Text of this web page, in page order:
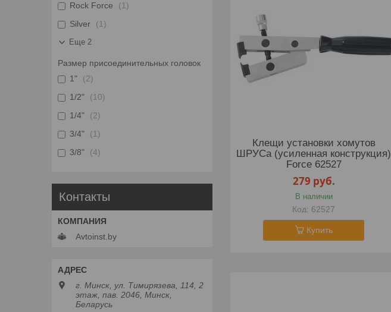
Клещи установки хомутов
ШРУСа (усиленная конструкция)
Force 62527
279 руб.
В наличии
62527
Купить
Rock Force
1
Silver
1
Еще 2
Размер присоединительных головок
1"
2
1/2"
10
1/4"
2
3/4"
1
3/8"
4
Контакты
Avtoinst.by
г. Минск, ул. Тимирязева, 114, 2
этаж, пав. 2046, Минск,
Беларусь